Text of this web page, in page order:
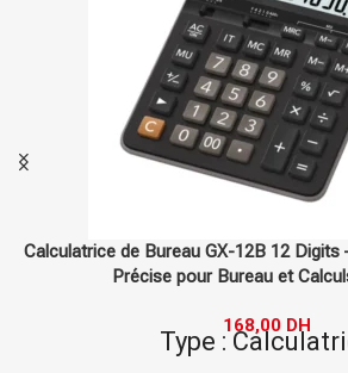
Calculatrice de Bureau GX-12B 12 Digits
Précise pour Bureau et
168,00 DH
Type :